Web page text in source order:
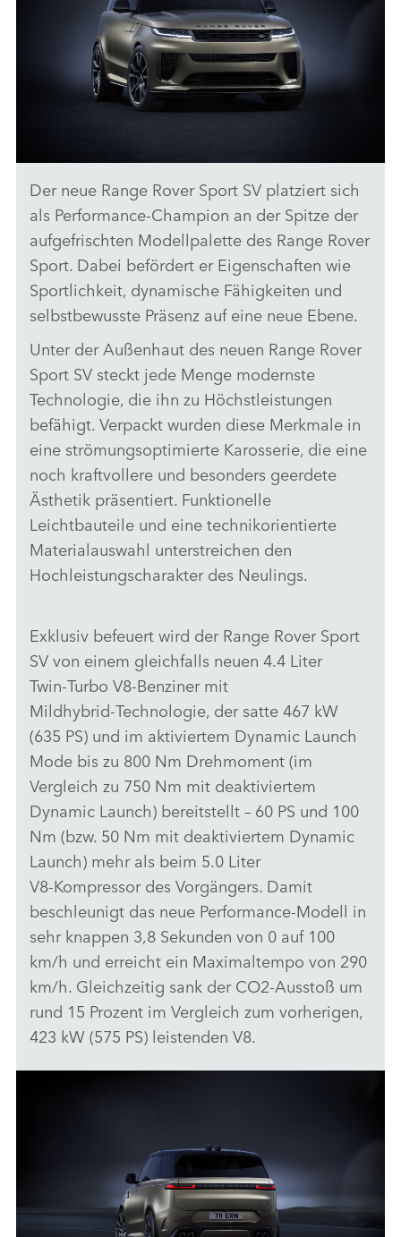
KRAFTSTOFFVERBRAUCH UND CO2-EMISSIONEN NACH
WLTP* (JEWEILS MAX. KOMB.): P635 AWD 4,4 LITER V8
TWIN-TURBOBENZINER 467 KW (635 PS) 12,5 L/100 KM;
282 G/KM††
HERUNTERLADEN
Der neue Range Rover Sport SV platziert sich
als Performance‑Champion an der Spitze der
aufgefrischten Modellpalette des Range Rover
Sport. Dabei befördert er Eigenschaften wie
Sportlichkeit, dynamische Fähigkeiten und
selbstbewusste Präsenz auf eine neue Ebene.
Unter der Außenhaut des neuen Range Rover
Sport SV steckt jede Menge modernste
Technologie, die ihn zu Höchstleistungen
befähigt. Verpackt wurden diese Merkmale in
eine strömungsoptimierte Karosserie, die eine
noch kraftvollere und besonders geerdete
Ästhetik präsentiert. Funktionelle
Leichtbauteile und eine technikorientierte
Materialauswahl unterstreichen den
Hochleistungscharakter des Neulings.
Exklusiv befeuert wird der Range Rover Sport
SV von einem gleichfalls neuen 4.4 Liter
Twin‑Turbo V8‑Benziner mit
Mildhybrid‑Technologie, der satte 467 kW
(635 PS) und im aktiviertem Dynamic Launch
Mode bis zu 800 Nm Drehmoment (im
Vergleich zu 750 Nm mit deaktiviertem
Dynamic Launch) bereitstellt – 60 PS und 100
Nm (bzw. 50 Nm mit deaktiviertem Dynamic
Launch) mehr als beim 5.0 Liter
V8‑Kompressor des Vorgängers. Damit
beschleunigt das neue Performance‑Modell in
sehr knappen 3,8 Sekunden von 0 auf 100
km/h und erreicht ein Maximaltempo von 290
km/h. Gleichzeitig sank der CO2‑Ausstoß um
rund 15 Prozent im Vergleich zum vorherigen,
423 kW (575 PS) leistenden V8.